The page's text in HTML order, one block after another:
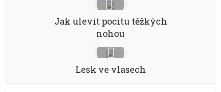
Jak ulevit pocitu těžkých
nohou
Lesk ve vlasech